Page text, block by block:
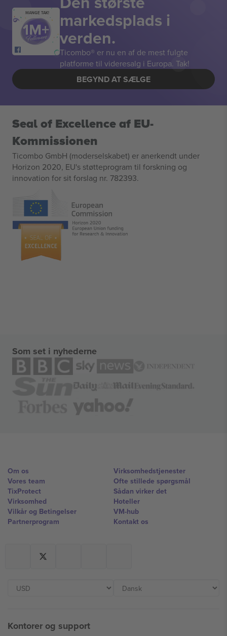
MANGE TAK! markedsplads i
verden.
Ticombo® er nu en af de mest fulgte
platforme til videresalg i Europa. Tak!
BEGYND AT SÆLGE
Seal of Excellence af EU-
Kommissionen
Ticombo GmbH (moderselskabet) er anerkendt under
Horizon 2020, EU's støtteprogram til forskning og
innovation for sit forslag nr. 782393.
Som set i nyhederne
Om os
Vores team
TixProtect
Virksomhed
Vilkår og Betingelser
Partnerprogram
Virksomhedstjenester
Ofte stillede spørgsmål
Sådan virker det
Hoteller
VM-hub
Kontakt os
Kontorer og support